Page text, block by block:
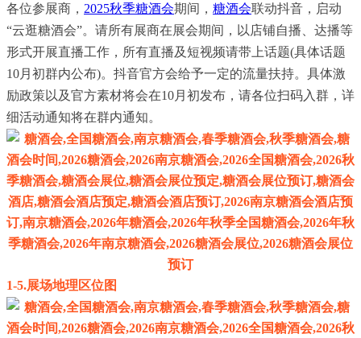
各位参展商， 2025秋季糖酒会期间， 糖酒会联动抖音，启动
“云逛糖酒会”。请所有展商在展会期间，以店铺自播、达播等
形式开展直播工作，所有直播及短视频请带上话题(具体话题
10月初群内公布)。抖音官方会给予一定的流量扶持。具体激
励政策以及官方素材将会在10月初发布，请各位扫码入群，详
细活动通知将在群内通知。
1-5.展场地理区位图